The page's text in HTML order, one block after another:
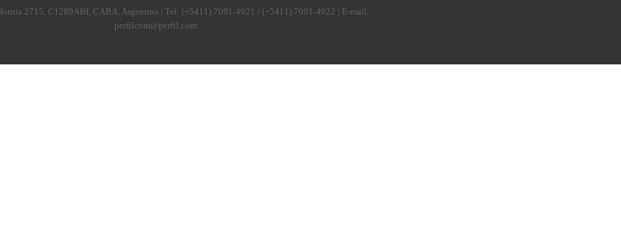
2715, C1289ABI, CABA, Argentina | Tel: (+5411) 7091-4921 / (+5411) 7091-4922 | E-mail:
perfilcom@perfil.com